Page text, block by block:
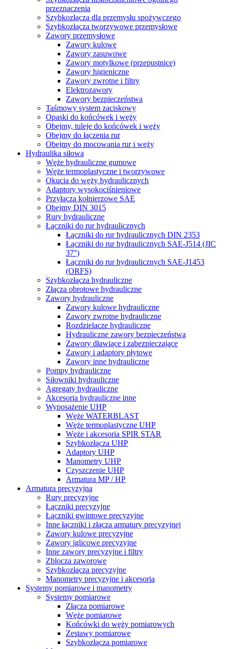
przeznaczenia
Szybkozłącza dla przemysłu spożywczego
Szybkozłącza tworzywowe przemysłowe
Zawory przemysłowe
Zawory kulowe
Zawory zasuwowe
Zawory motylkowe (przepustnice)
Zawory higieniczne
Zawory zwrotne i filtry
Elektrozawory
Zawory bezpieczeństwa
Taśmowy system zaciskowy
Opaski do końcówek i węży
Obejmy, tuleje do końcówek i węży
Obejmy do łączenia rur
Obejmy do mocowania rur i węży
Hydraulika siłowa
Węże hydrauliczne gumowe
Węże termoplastyczne i tworzywowe
Okucia do węży hydraulicznych
Adaptory wysokociśnieniowe
Przyłącza kołnierzowe SAE
Obejmy DIN 3015
Rury hydrauliczne
Łączniki do rur hydraulicznych
Łączniki do rur hydraulicznych DIN 2353
Łączniki do rur hydraulicznych SAE-J514 (JIC
37°)
Łączniki do rur hydraulicznych SAE-J1453
(ORFS)
Szybkozłącza hydrauliczne
Złącza obrotowe hydrauliczne
Zawory hydrauliczne
Zawory kulowe hydrauliczne
Zawory zwrotne hydrauliczne
Rozdzielacze hydrauliczne
Hydrauliczne zawory bezpieczeństwa
Zawory dławiące i zabezpieczające
Zawory i adaptory płytowe
Zawory inne hydrauliczne
Pompy hydrauliczne
Siłowniki hydrauliczne
Agregaty hydrauliczne
Akcesoria hydrauliczne inne
Wyposażenie UHP
Węże WATERBLAST
Węże termoplastyczne UHP
Węże i akcesoria SPIR STAR
Szybkozłącza UHP
Adaptory UHP
Manometry UHP
Czyszczenie UHP
Armatura MP / HP
Armatura precyzyjna
Rury precyzyjne
Łączniki precyzyjne
Łączniki gwintowe precyzyjne
Inne łączniki i złącza armatury precyzyjnej
Zawory kulowe precyzyjne
Zawory iglicowe precyzyjne
Inne zawory precyzyjne i filtry
Zblocza zaworowe
Szybkozłącza precyzyjne
Manometry precyzyjne i akcesoria
Systemy pomiarowe i manometry
Systemy pomiarowe
Złącza pomiarowe
Węże pomiarowe
Końcówki do węży pomiarowych
Zestawy pomiarowe
Szybkozłącza pomiarowe